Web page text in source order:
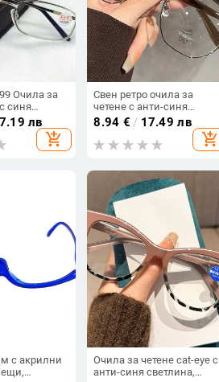
Очила за
синя
рамка,
телефон и
лв
add_shopping_cart
Свен ретро очила за
четене с анти-синя
светлина, полурамка,
леки и удобни, унисекс
8.94 € / 17.49 лв
add_shopping_cart
с акрилни
Очила за четене cat-eye с
анти-синя светлина,